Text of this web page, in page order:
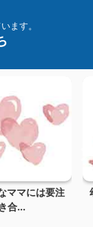
ます。
要注
幼稚園の